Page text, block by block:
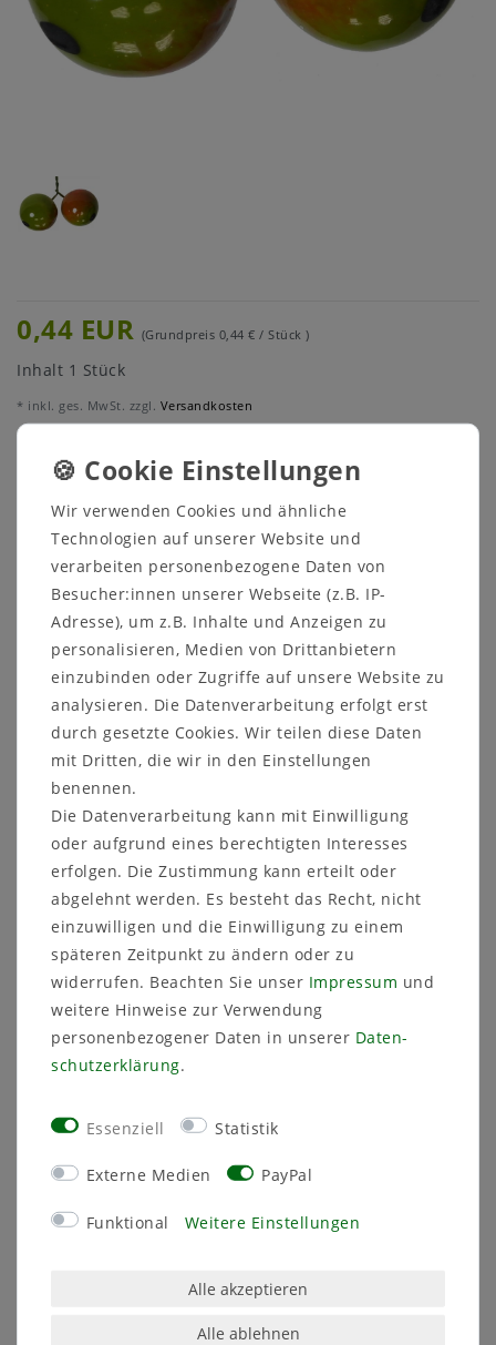
0,44 EUR (Grundpreis 0,44 € / Stück )
Inhalt 1 Stück
* inkl. ges. MwSt. zzgl. Versandkosten
Menge:
In den Warenkorb
Lieferfrist 1-3 Tage
Artikelnummer
Sicher
einkaufen
Schneller
Versand
Kostenlose
Beratung
03591 46 40 90
Merkmal
Zustand
Neu
DesignZauber
Herstellungsland
Deutschland
200 g
Wir verwenden Cookies und ähnliche
Technologien auf unserer Website und
verarbeiten personenbezogene Daten von
Besucher:innen unserer Webseite (z.B. IP-
Adresse), um z.B. Inhalte und Anzeigen zu
personalisieren, Medien von Drittanbietern
einzubinden oder Zugriffe auf unsere Website zu
analysieren. Die Datenverarbeitung erfolgt erst
durch gesetzte Cookies. Wir teilen diese Daten
mit Dritten, die wir in den Einstellungen
benennen.
Die Datenverarbeitung kann mit Einwilligung
oder aufgrund eines berechtigten Interesses
erfolgen. Die Zustimmung kann erteilt oder
abgelehnt werden. Es besteht das Recht, nicht
einzuwilligen und die Einwilligung zu einem
späteren Zeitpunkt zu ändern oder zu
widerrufen. Beachten Sie unser Impressum und
weitere Hinweise zur Verwendung
personenbezogener Daten in unserer Daten­
schutz­erklärung.
Essenziell Statistik
Externe Medien PayPal
Funktional Weitere Einstellungen
Alle akzeptieren
Alle ablehnen